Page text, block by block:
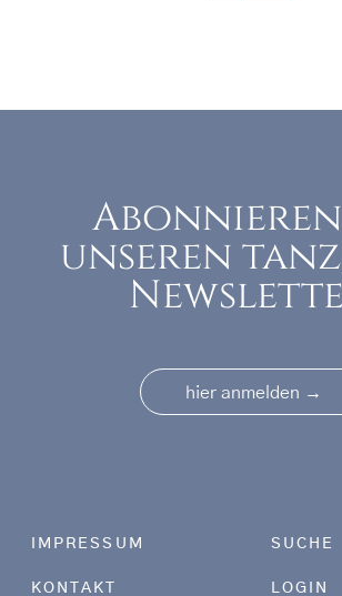
Abonnieren
unseren
hier anmelden →
Footer menu
IMPRESSUM
KONTAKT
SUCHE
LOGIN